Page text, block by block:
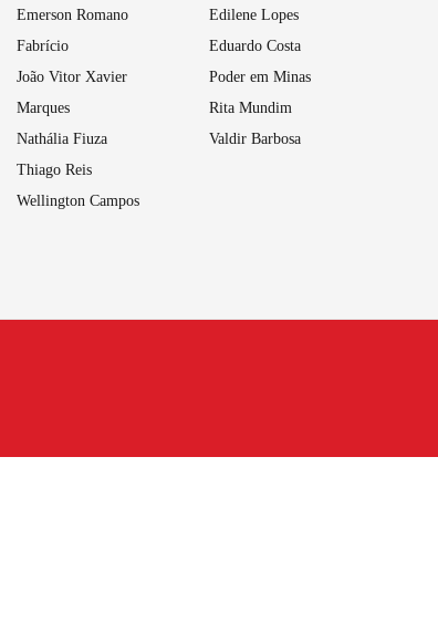
Emerson Romano
Fabrício
João Vitor Xavier
Marques
Nathália Fiuza
Thiago Reis
Wellington Campos
Edilene Lopes
Eduardo Costa
Poder em Minas
Rita Mundim
Valdir Barbosa